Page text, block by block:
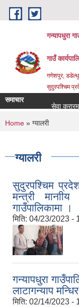
Skip to main content
गन्यापधुरा
गाउँ
गणेशपुर,
सुदुरपश्चिम
समाचार
सेवा करारमा
You are
Home » ग्यालरी
ग्यालरी
सुदुरपश्चिम
मन्त्री
गाउँपालिकामा ।
मिति: 04/23/2023 -
गन्यापधुरा
लाटागन्याप
मिति: 02/14/2023 -